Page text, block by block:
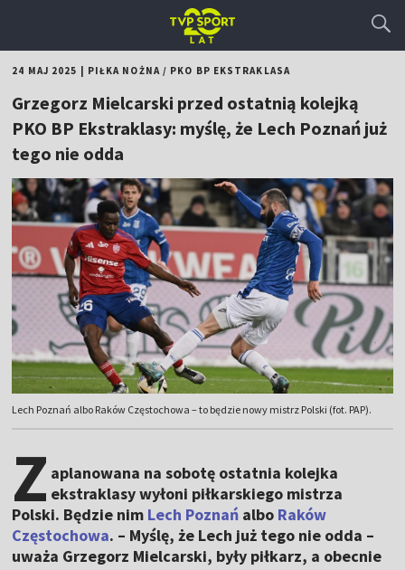
24 MAJ 2025 PIŁKA NOŻNA/ PKO BP EKSTRAKLASA
Grzegorz Mielcarski przed ostatnią kolejką
PKO BP Ekstraklasy: myślę, że Lech Poznań już
tego nie odda
Lech Poznań albo Raków Częstochowa – to będzie nowy mistrz Polski (fot. PAP).
Z aplanowana na sobotę ostatnia kolejka
ekstraklasy wyłoni piłkarskiego mistrza
Polski. Będzie nim Lech Poznań albo Raków
Częstochowa. – Myślę, że Lech już tego nie odda –
uważa Grzegorz Mielcarski, były piłkarz, a obecnie